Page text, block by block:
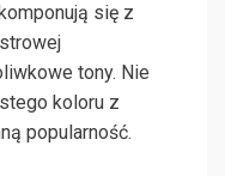
się z
tony. Nie
koloru z
popularność.